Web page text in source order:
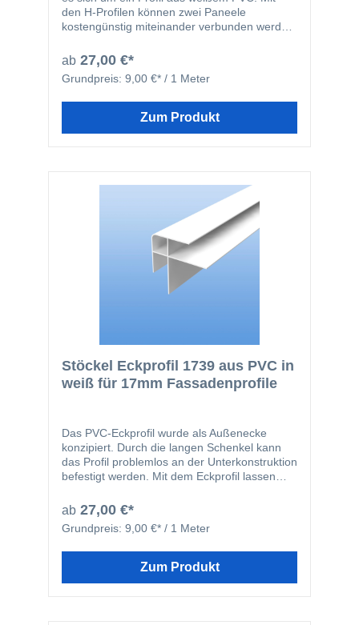
den H-Profilen können zwei Paneele
kostengünstig miteinander verbunden werden.
Schenkel, so dass die Profile durch die
längeren Schenkel problemlos angeschraubt
werden können.
ab 27,00 €*
Grundpreis: 9,00 €* / 1 Meter
Zum Produkt
Stöckel Eckprofil 1739 aus PVC in
weiß für 17mm Fassadenprofile
Das PVC-Eckprofil wurde als Außenecke
konzipiert. Durch die langen Schenkel kann
das Profil problemlos an der Unterkonstruktion
befestigt werden. Mit dem Eckprofil lassen
im 90 Grad Winkel verlegen.
ab 27,00 €*
Grundpreis: 9,00 €* / 1 Meter
Zum Produkt